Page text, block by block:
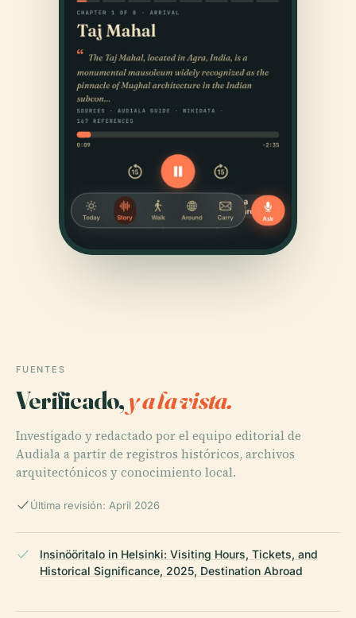
FUENTES
Verificado,y a la vista.
Investigado y redactado por el equipo editorial de
Audiala a partir de registros históricos, archivos
arquitectónicos y conocimiento local.
Última revisión: April 2026
Insinööritalo in Helsinki: Visiting Hours, Tickets, and
Historical Significance, 2025, Destination Abroad